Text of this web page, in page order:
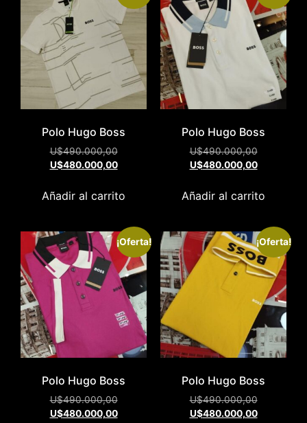
Polo Hugo Boss
U$490.000,00
U$480.000,00
Añadir al carrito
Polo Hugo Boss
U$490.000,00
U$480.000,00
Añadir al carrito
¡Oferta!
Polo Hugo Boss
U$490.000,00
U$480.000,00
¡Oferta!
Polo Hugo Boss
U$490.000,00
U$480.000,00